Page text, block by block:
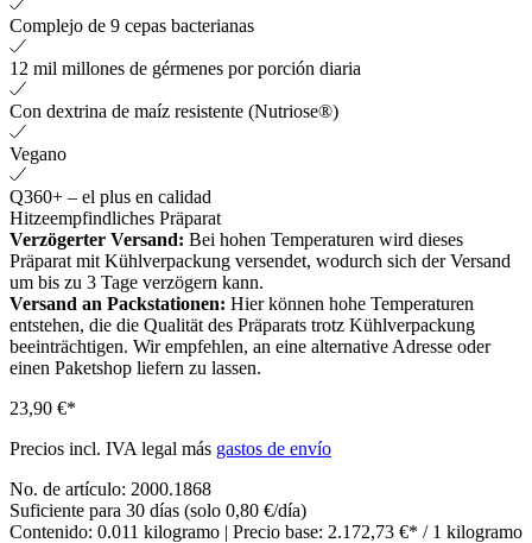
Complejo de 9 cepas bacterianas
12 mil millones de gérmenes por porción diaria
Con dextrina de maíz resistente (Nutriose®)
Vegano
Q360+ – el plus en calidad
Hitzeempfindliches Präparat
Verzögerter Versand: Bei hohen Temperaturen wird dieses
Präparat mit Kühlverpackung versendet, wodurch sich der Versand
um bis zu 3 Tage verzögern kann.
Versand an Packstationen: Hier können hohe Temperaturen
entstehen, die die Qualität des Präparats trotz Kühlverpackung
beeinträchtigen. Wir empfehlen, an eine alternative Adresse oder
einen Paketshop liefern zu lassen.
23,90 €*
Precios incl. IVA legal más gastos de envío
No. de artículo: 2000.1868
Suficiente para 30 días (solo 0,80 €/día)
Contenido: 0.011 kilogramo | Precio base: 2.172,73 €* / 1 kilogramo